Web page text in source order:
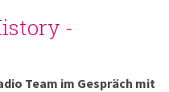
-
Team im Gespräch mit